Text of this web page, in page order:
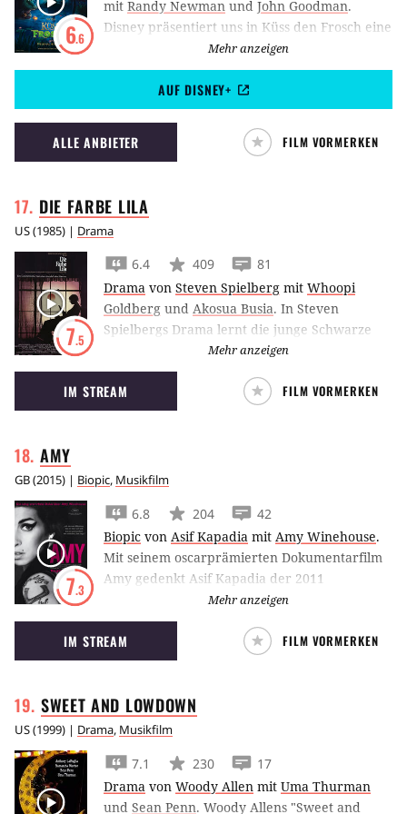
6.6
mit Randy Newman und John Goodman.
Disney präsentiert uns in Küss den Frosch eine
afroamerikanische Heldin, die im New Orleans
der 1920er Jahre lebt und dort auf einen in
einen Frosch verwandelten Prinzen stößt.
Mehr anzeigen
AUF DISNEY+
ALLE ANBIETER FILM VORMERKEN
DIE FARBE LILA
US(1985) | Drama
7.5
6.4 409
81
Drama von Steven Spielberg mit Whoopi
Goldberg und Akosua Busia. In Steven
Spielbergs Drama lernt die junge Schwarze
Celie nach einem Leben voller Schmerz und
Unterdrückung, sich Stück für Stück aus den
Fesseln ihrer Vergangenheit zu befreien.
Mehr anzeigen
IM STREAM FILM VORMERKEN
AMY
GB(2015) | Biopic, Musikfilm
7.3
6.8 204
42
Biopic von Asif Kapadia mit Amy Winehouse.
Mit seinem oscarprämierten Dokumentarfilm
Amy gedenkt Asif Kapadia der 2011
verstorbenen britischen Musik-Ikone Amy
Winehouse.
Mehr anzeigen
IM STREAM FILM VORMERKEN
SWEET AND LOWDOWN
US(1999) | Drama, Musikfilm
7.1 230
17
Drama von Woody Allen mit Uma Thurman
und Sean Penn. Woody Allens "Sweet and